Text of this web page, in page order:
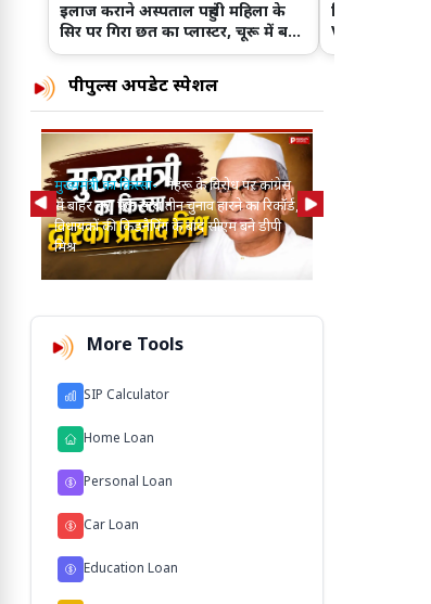
इलाज कराने अस्पताल पहुंची महिला के
सिर पर गिरा छत का प्लास्टर, चूरू में बड़ा
हादसा!
पिता की चिता
VIDEO CALL
कहानी वायरल
पीपुल्स अपडेट स्पेशल
मुख्यमंत्री का किस्सा- नेहरू के विरोध पर कांग्रेस
से बाहर हुए; एक साथ तीन चुनाव हारने का रिकॉर्ड,
विधायकों की किडनैपिंग के बाद सीएम बने डीपी
मिश्र
More Tools
SIP Calculator
Home Loan
Personal Loan
Car Loan
Education Loan